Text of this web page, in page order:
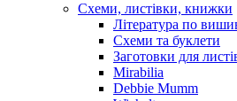
Схеми, листівки, книжки
Література по
Схеми та буклети
Заготовки для
Mirabilia
Debbie Mumm